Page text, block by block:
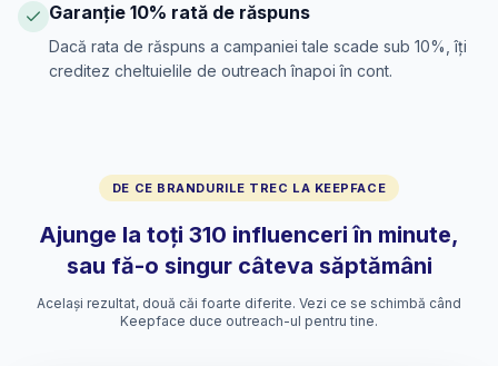
Garanție 10% rată de răspuns
Dacă rata de răspuns a campaniei tale scade sub 10%, îți
creditez cheltuielile de outreach înapoi în cont.
DE CE BRANDURILE TREC LA KEEPFACE
Ajunge la toți 310 influenceri în minute,
sau fă-o singur câteva săptămâni
Același rezultat, două căi foarte diferite. Vezi ce se schimbă când
Keepface duce outreach-ul pentru tine.